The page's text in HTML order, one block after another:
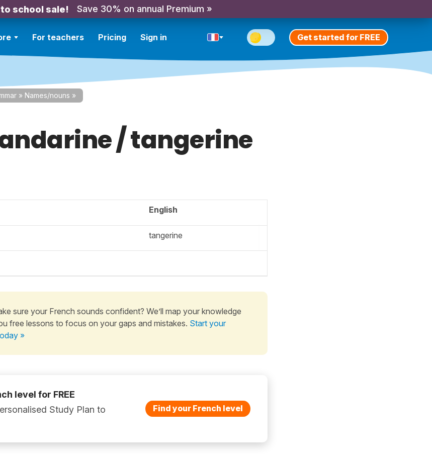
school sale! Save 30% on annual Premium »
For teachers Pricing Sign in Get started for FREE
» Names/nouns »
/ tangerine
English
tangerine
sure your French sounds confident? We’ll map your knowledge
free lessons to focus on your gaps and mistakes. Start your
»
level for FREE
Study Plan to
Find your French level